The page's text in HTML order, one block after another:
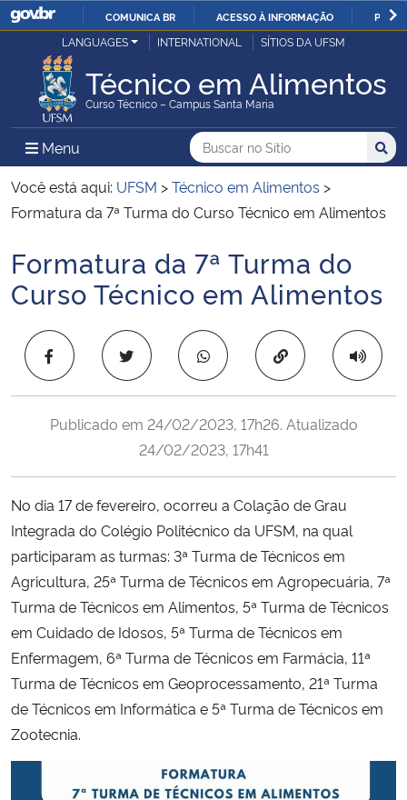
IR
O
COMUNICA BR ACESSO À INFORMAÇÃO
Ministério da Justiça e Segurança Pública
Ministério da Defesa
Ministério das Relações Exteriores
Ministério da Infraestrutura
Ministério da Educação
Ministério da Cidadania
Ministério da Ciência, Tecnologia, Inovações e Comunicações
Ministério do Meio Ambiente
Ministério do Turismo
Ministério do Desenvolvimento Regional
Controladoria-Geral da União
LANGUAGES INTERNATIONAL SÍTIOS DA UFSM
Técnico em Alimentos
Curso Técnico – Campus Santa Maria
Menu Menu Principal do Sítio
Busca
Buscar no no Sítio
Busca:
Você está aqui: UFSM >Técnico em Alimentos >
Formatura da 7ª Turma do Curso Técnico em Alimentos
Início do conteúdo
Formatura da 7ª Turma do
Curso Técnico em Alimentos
Copiar para área
Publicado em 24/02/2023, 17h26. Atualizado
24/02/2023, 17h41
No dia 17 de fevereiro, ocorreu a Colação de Grau
Integrada do Colégio Politécnico da UFSM, na qual
participaram as turmas: 3ª Turma de Técnicos em
Agricultura, 25ª Turma de Técnicos em Agropecuária, 7ª
Turma de Técnicos em Alimentos, 5ª Turma de Técnicos
em Cuidado de Idosos, 5ª Turma de Técnicos em
Enfermagem, 6ª Turma de Técnicos em Farmácia, 11ª
Turma de Técnicos em Geoprocessamento, 21ª Turma
de Técnicos em Informática e 5ª Turma de Técnicos em
Zootecnia.